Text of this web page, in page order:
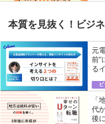
本質を見抜く！ビジ
元
前”
る
「
代
後